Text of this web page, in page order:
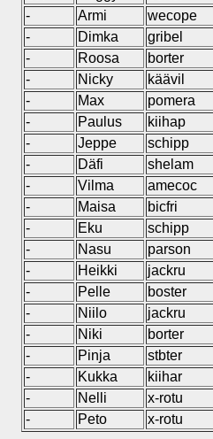
-
Armi wecope
-
Dimka gribel
-
Roosa borter
-
Nicky käävil
-
Max pomera
-
Paulus kiihap
-
Jeppe schipp
-
Däfi shelam
-
Vilma amecoc
-
Maisa bicfri
-
Eku schipp
-
Nasu parson
-
Heikki jackru
-
Pelle boster
-
Niilo jackru
-
Niki borter
-
Pinja stbter
-
Kukka kiihar
-
Nelli x-rotu
-
Peto x-rotu